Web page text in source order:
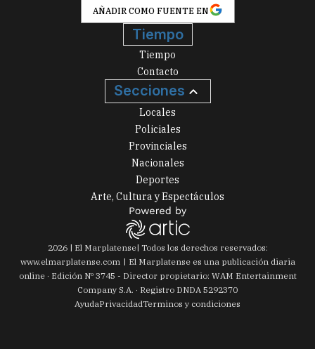
AÑADIR COMO FUENTE EN
Tiempo
Tiempo
Contacto
Secciones
Locales
Policiales
Provinciales
Nacionales
Deportes
Arte, Cultura y Espectáculos
2026| El Marplatense| Todos los derechos reservados:
www.elmarplatense.com
El Marplatense es una publicación diaria
online · Edición Nº 3745 - Director propietario: WAM Entertainment
Company S.A. · Registro DNDA 5292370
AyudaPrivacidadTerminos y condiciones